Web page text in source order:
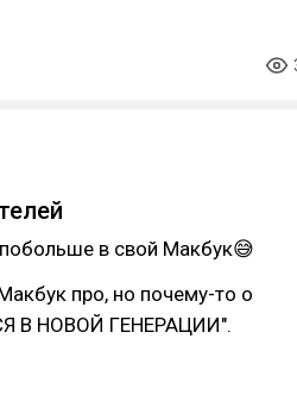
в свой Макбук😅
про, но почему-то о
В НОВОЙ ГЕНЕРАЦИИ".